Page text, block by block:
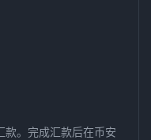
款。完成汇款后在币安